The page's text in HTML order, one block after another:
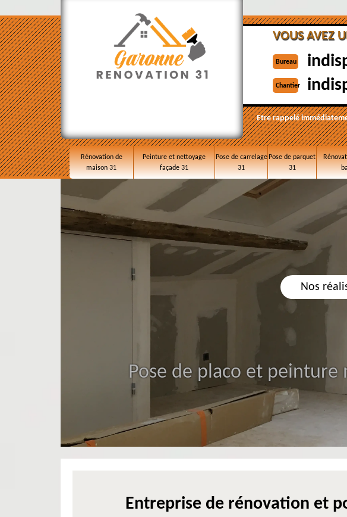
VOUS AVEZ
Bureau
Chantier
Etre rappelé
Rénovation de
maison 31
Peinture et nettoyage
façade 31
Pose de carrelage
31
Pose de parquet
31
Nos
Pose de placo et peinture
Entreprise de rénovation et